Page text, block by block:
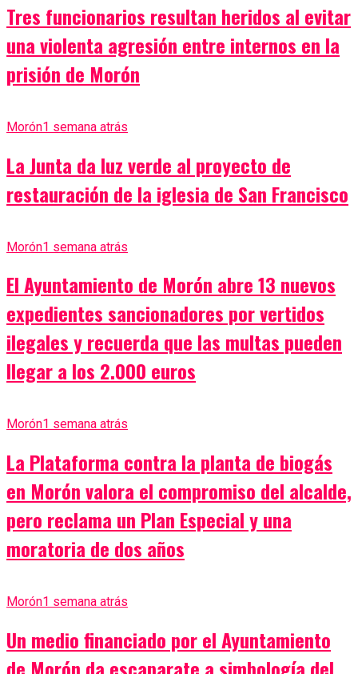
Tres funcionarios resultan heridos al evitar
una violenta agresión entre internos en la
prisión de Morón
Morón1 semana atrás
La Junta da luz verde al proyecto de
restauración de la iglesia de San Francisco
Morón1 semana atrás
El Ayuntamiento de Morón abre 13 nuevos
expedientes sancionadores por vertidos
ilegales y recuerda que las multas pueden
llegar a los 2.000 euros
Morón1 semana atrás
La Plataforma contra la planta de biogás
en Morón valora el compromiso del alcalde,
pero reclama un Plan Especial y una
moratoria de dos años
Morón1 semana atrás
Un medio financiado por el Ayuntamiento